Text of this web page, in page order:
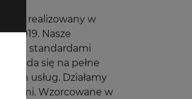
jest realizowany w
Nasze
standardami
się na pełne
usług. Działamy
Wzorcowane w